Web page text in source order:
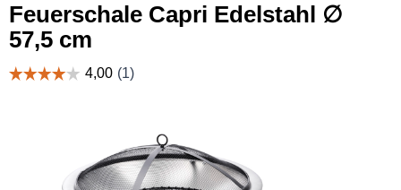
Feuerschale Capri Edelstahl ∅
57,5 cm